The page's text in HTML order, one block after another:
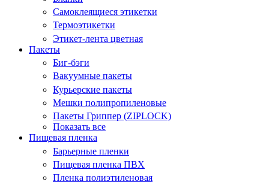
Самоклеящиеся этикетки
Термоэтикетки
Этикет-лента цветная
Пакеты
Биг-бэги
Вакуумные пакеты
Курьерские пакеты
Мешки полипропиленовые
Пакеты Гриппер (ZIPLOCK)
Показать все
Пищевая пленка
Барьерные пленки
Пищевая пленка ПВХ
Пленка полиэтиленовая